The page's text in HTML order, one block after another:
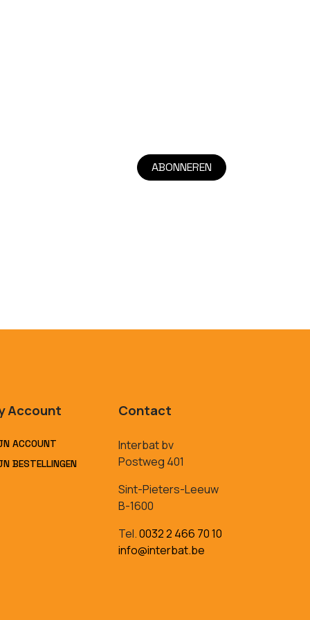
ABONNEREN
Account
ACCOUNT
BESTELLINGEN
Contact
Interbat bv
Postweg 401
Sint-Pieters-Leeuw
B-1600
Tel.0032 2 466 70 10
info@interbat.be